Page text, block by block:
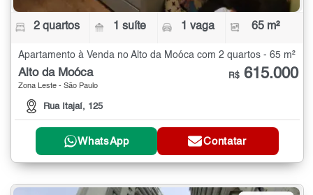
2 quartos 1 suíte 1 vaga 65 m²
Apartamento à Venda no Alto da Moóca com 2 quartos - 65 m²
Alto da Moóca
Zona Leste - São Paulo
Rua Itajaí, 125
R$ 615.000
WhatsApp Contatar